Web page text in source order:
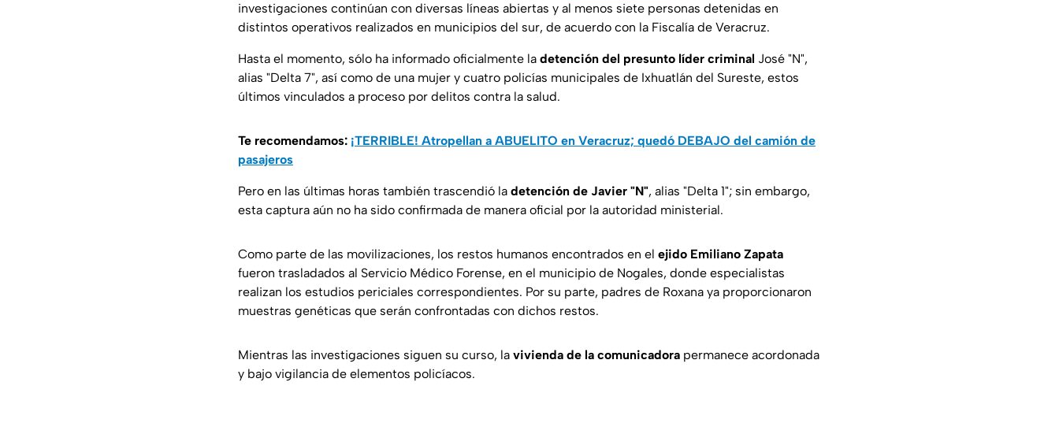
investigaciones continúan con diversas líneas abiertas y al menos siete personas detenidas en
distintos operativos realizados en municipios del sur, de acuerdo con la Fiscalía de Veracruz.
Hasta el momento, sólo ha informado oficialmente la detención del presunto líder criminal José "N",
alias "Delta 7", así como de una mujer y cuatro policías municipales de Ixhuatlán del Sureste, estos
últimos vinculados a proceso por delitos contra la salud.
Te recomendamos: ¡TERRIBLE! Atropellan a ABUELITO en Veracruz; quedó DEBAJO del camión de
pasajeros
Pero en las últimas horas también trascendió la detención de Javier "N", alias "Delta 1"; sin embargo,
esta captura aún no ha sido confirmada de manera oficial por la autoridad ministerial.
Como parte de las movilizaciones, los restos humanos encontrados en el ejido Emiliano Zapata
fueron trasladados al Servicio Médico Forense, en el municipio de Nogales, donde especialistas
realizan los estudios periciales correspondientes. Por su parte, padres de Roxana ya proporcionaron
muestras genéticas que serán confrontadas con dichos restos.
Mientras las investigaciones siguen su curso, la vivienda de la comunicadora permanece acordonada
y bajo vigilancia de elementos policíacos.